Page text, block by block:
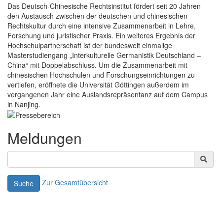
Das Deutsch-Chinesische Rechtsinstitut fördert seit 20 Jahren
den Austausch zwischen der deutschen und chinesischen
Rechtskultur durch eine intensive Zusammenarbeit in Lehre,
Forschung und juristischer Praxis. Ein weiteres Ergebnis der
Hochschulpartnerschaft ist der bundesweit einmalige
Masterstudiengang „Interkulturelle Germanistik Deutschland –
China“ mit Doppelabschluss. Um die Zusammenarbeit mit
chinesischen Hochschulen und Forschungseinrichtungen zu
vertiefen, eröffnete die Universität Göttingen außerdem im
vergangenen Jahr eine Auslandsrepräsentanz auf dem Campus
in Nanjing.
Meldungen
Suche Zur Gesamtübersicht